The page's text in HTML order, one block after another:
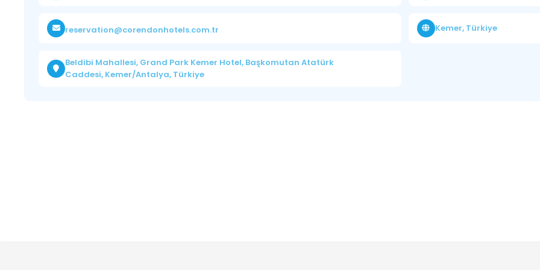
reservation@corendonhotels.com.tr Kemer, Türkiye
Beldibi Mahallesi, Grand Park Kemer Hotel, Başkomutan Atatürk
Caddesi, Kemer/Antalya, Türkiye